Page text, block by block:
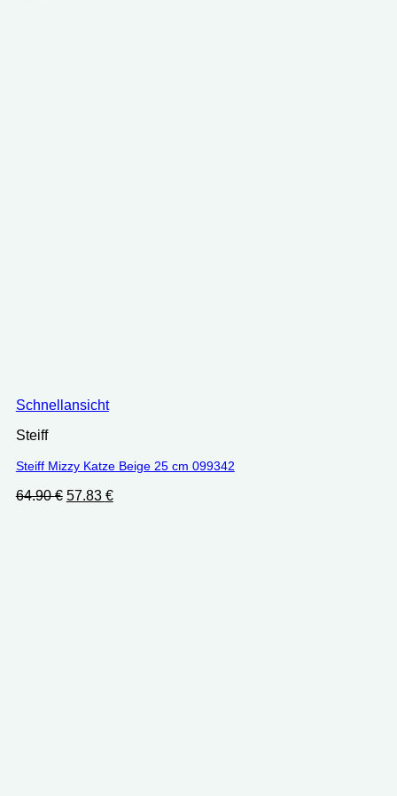
Schnellansicht
Steiff
Steiff Mizzy Katze Beige 25 cm 099342
64.90€ Ursprünglicher
57.83 €Aktueller